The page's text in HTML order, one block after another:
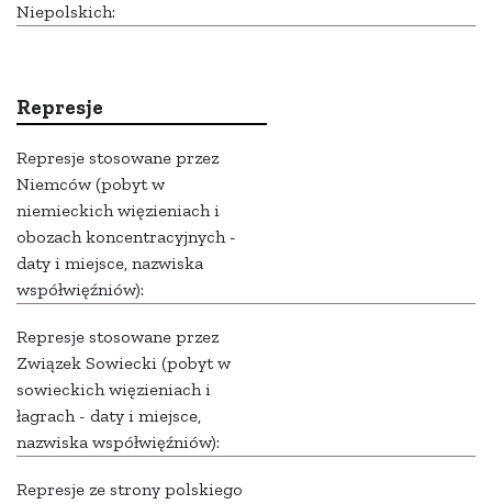
Niepolskich:
Represje
Represje stosowane przez
Niemców (pobyt w
niemieckich więzieniach i
obozach koncentracyjnych -
daty i miejsce, nazwiska
współwięźniów):
Represje stosowane przez
Związek Sowiecki (pobyt w
sowieckich więzieniach i
łagrach - daty i miejsce,
nazwiska współwięźniów):
Represje ze strony polskiego